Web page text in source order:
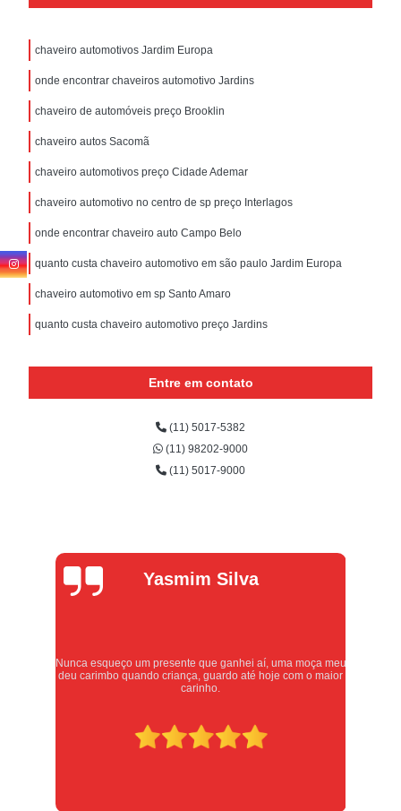
chaveiro automotivos Jardim Europa
onde encontrar chaveiros automotivo Jardins
chaveiro de automóveis preço Brooklin
chaveiro autos Sacomã
chaveiro automotivos preço Cidade Ademar
chaveiro automotivo no centro de sp preço Interlagos
onde encontrar chaveiro auto Campo Belo
quanto custa chaveiro automotivo em são paulo Jardim Europa
chaveiro automotivo em sp Santo Amaro
quanto custa chaveiro automotivo preço Jardins
Entre em contato
(11) 5017-5382
(11) 98202-9000
(11) 5017-9000
Alexandre
Oliveira
Atendimento excelente, serviços executados com carinho e
respeito. Recomendo sem dúvidas, merece 10 estrelas